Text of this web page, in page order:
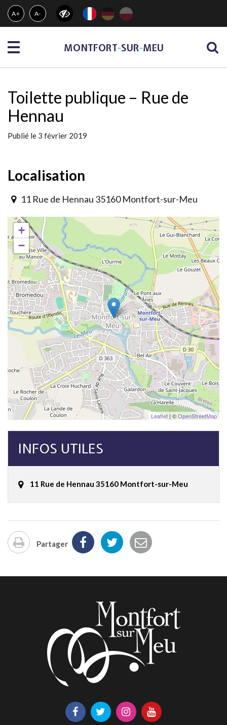
Gestion des traceurs
A+ A-
Menu MONTFORT-SUR-MEU
Toilette publique – Rue de
Hennau
Publié le 3 février 2019
Localisation
11 Rue de Hennau 35160 Montfort-sur-Meu
+
−
Leaflet| ©OpenStreetMap
INFOS UTILES
11 Rue de Hennau 35160 Montfort-sur-Meu
Imprimer
Partager
Lien Lien Lien Lien